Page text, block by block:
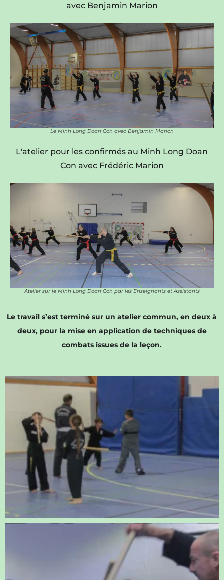
avec Benjamin Marion
Le Minh Long Doan Con avec Benjamin Marion
L'atelier pour les confirmés au Minh Long Doan
Con avec Frédéric Marion
Atelier sur le Minh Long Doan Con par les Enseignants et Assistants
Le travail s’est terminé sur un atelier commun, en deux à
deux, pour la mise en application de techniques de
combats issues de la leçon.